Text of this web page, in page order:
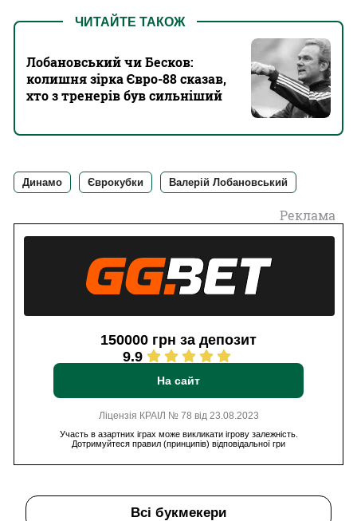
ЧИТАЙТЕ ТАКОЖ
Лобановський чи Бесков:
колишня зірка Євро-88 сказав,
хто з тренерів був сильніший
Динамо Єврокубки Валерій Лобановський
Реклама
150000 грн за депозит
9.9
На сайт
Ліцензія КРАІЛ № 78 від 23.08.2023
Участь в азартних іграх може викликати ігрову залежність.
Дотримуйтеся правил (принципів) відповідальної гри
Всі букмекери